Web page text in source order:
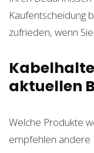
Kaufentscheidung
zufrieden, wenn
aktuellen
Welche Produkte
empfehlen andere